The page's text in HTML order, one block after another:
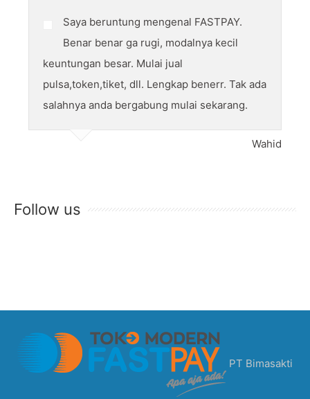
Saya beruntung mengenal FASTPAY.
Benar benar ga rugi, modalnya kecil
keuntungan besar. Mulai jual
pulsa,token,tiket, dll. Lengkap benerr. Tak ada
salahnya anda bergabung mulai sekarang.
Wahid
Follow us
PT Bimasakti